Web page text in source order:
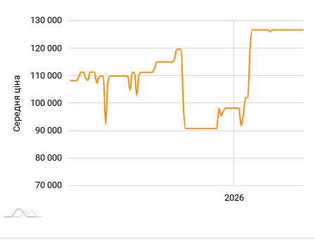
Середня ціна 100 000
70 000
80 000
90 000
100 000
110 000
120 000
130 000
2026